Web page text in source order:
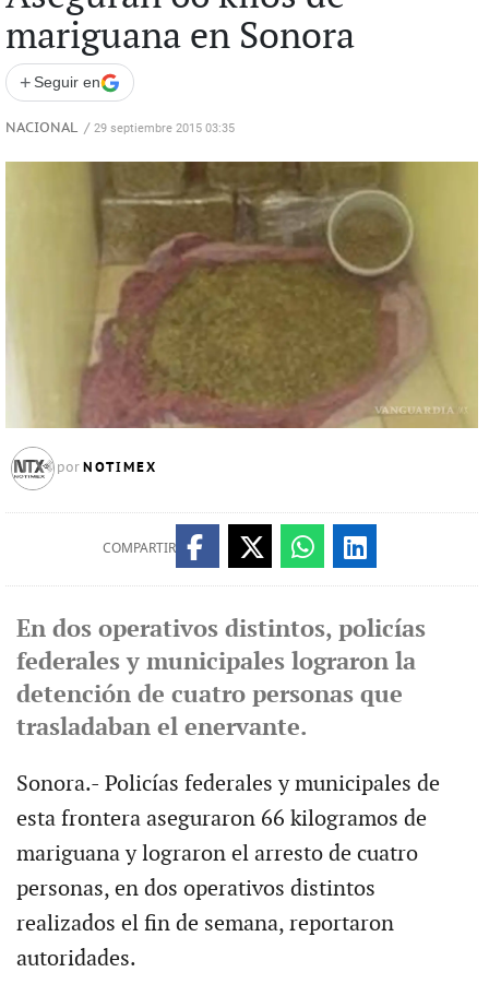
mariguana en Sonora
+ Seguir en
NACIONAL / 29 septiembre 2015 03:35
por NOTIMEX
COMPARTIR
En dos operativos distintos, policías
federales y municipales lograron la
detención de cuatro personas que
trasladaban el enervante.
Sonora.- Policías federales y municipales de
esta frontera aseguraron 66 kilogramos de
mariguana y lograron el arresto de cuatro
personas, en dos operativos distintos
realizados el fin de semana, reportaron
autoridades.